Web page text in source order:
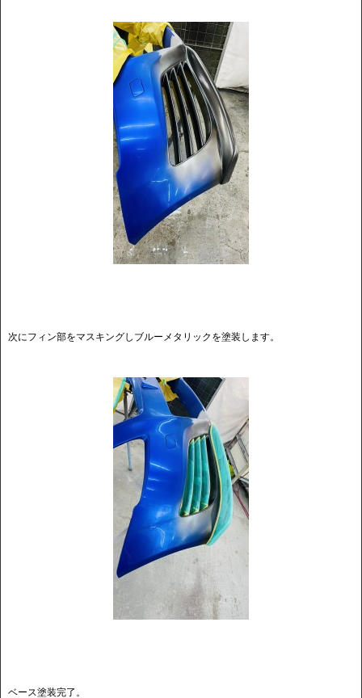
次にフィン部をマスキングしブルーメタリックを塗装します。
ベース塗装完了。